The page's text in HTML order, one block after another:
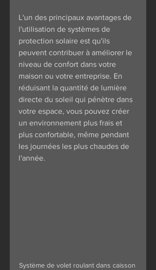
L'un des principaux avantages de
l'utilisation de systèmes de
protection solaire est qu'ils
peuvent contribuer à améliorer le
niveau de confort dans votre
maison ou votre entreprise. En
réduisant la quantité de lumière
directe du soleil qui pénètre dans
votre espace, vous pouvez créer
un environnement plus frais et
plus confortable, même pendant
les journées les plus chaudes de
l'année.
Système de volet roulant dans caisson